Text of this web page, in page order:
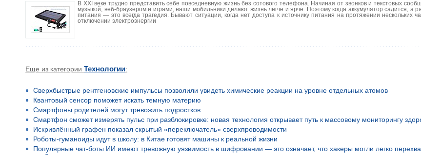
В XXI веке трудно представить себе повседневную жизнь без сотового телефона. Начиная от звонков и текстовых
музыкой, веб-браузером и играми, наши мобильники делают жизнь легче и ярче. Поэтому когда аккумулятор садится, а
питания — это всегда трагедия. Бывают ситуации, когда нет доступа к источнику питания на протяжении нескольких
отключении электроэнергии
Еще из категории Технологии:
Сверхбыстрые рентгеновские импульсы позволили увидеть химические реакции на уровне отдельных атомов
Квантовый сенсор поможет искать темную материю
Смартфоны родителей могут тревожить подростков
Смартфон сможет измерять пульс при разблокировке: новая технология открывает путь к массовому мониторингу
Искривлённый графен показал скрытый «переключатель» сверхпроводимости
Роботы-гуманоиды идут в школу: в Китае готовят машины к реальной жизни
Популярные чат-боты ИИ имеют тревожную уязвимость в шифровании — это означает, что хакеры могли легко